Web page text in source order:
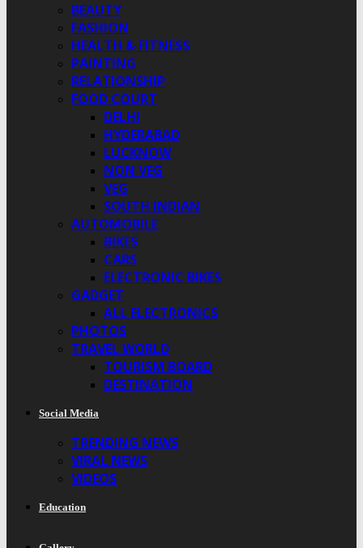
BEAUTY
FASHION
HEALTH & FITNESS
PAINTING
RELATIONSHIP
FOOD COURT
DELHI
HYDERABAD
LUCKNOW
NON VEG
VEG
SOUTH INDIAN
AUTOMOBILE
BIKES
CARS
ELECTRONIC BIKES
GADGET
ALL ELECTRONICS
PHOTOS
TRAVEL WORLD
TOURISM BOARD
DESTINATION
Social Media
TRENDING NEWS
VIRAL NEWS
VIDEOS
Education